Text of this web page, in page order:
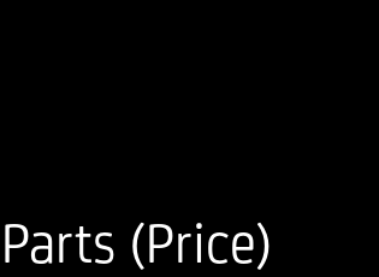
(Price)